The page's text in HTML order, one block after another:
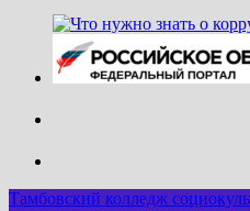
Тамбовский колледж